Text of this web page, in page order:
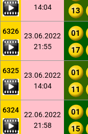
14:04
13
6326
23.06.2022
21:55
01
17
6325
23.06.2022
14:04
01
11
6324
22.06.2022
21:58
01
15